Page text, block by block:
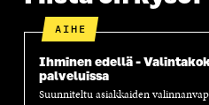
AIHE
Ihminen edellä -
palveluissa
Suunniteltu asiakkaiden